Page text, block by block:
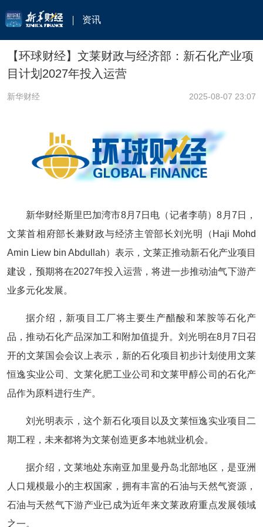
资讯
【环球财经】文莱财政与经济部：新石化产业项
目计划2027年投入运营
新华财经 2025-08-07 23:07
新华财经斯里巴加湾市8月7日电（记者李萌）8月7日，
文莱首相府部长兼财政与经济主管部长刘光明（Haji Mohd
Amin Liew bin Abdullah）表示，文莱正推动新石化产业项目
建设，预期将在2027年投入运营，将进一步推动油气下游产
业多元化发展。
据介绍，新项目工厂将主要生产醋酸和苯胺等石化产
品，推动石化产品深加工和附加值提升。刘光明在8月7日召
开的文莱国会会议上表示，新的石化项目初步计划使用文莱
恒逸实业公司、文莱化肥工业公司和文莱甲醇公司的石化产
品作为原料进行生产。
刘光明表示，这个新石化项目以及文莱恒逸实业项目二
期工程，未来都将为文莱创造更多本地就业机会。
据介绍，文莱地处东南亚加里曼丹岛北部地区，是亚洲
人口规模最小的主权国家，拥有丰富的石油与天然气资源，
石油与天然气下游产业已成为近年来文莱政府重点发展领域
之一。